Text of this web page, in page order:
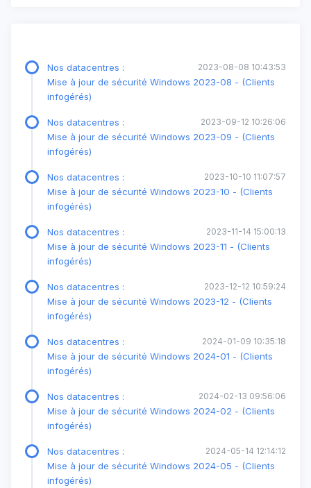
2023-08-08 10:43:53
Nos datacentres :
Mise à jour de sécurité Windows 2023-08 - (Clients
infogérés)
2023-09-12 10:26:06
Nos datacentres :
Mise à jour de sécurité Windows 2023-09 - (Clients
infogérés)
2023-10-10 11:07:57
Nos datacentres :
Mise à jour de sécurité Windows 2023-10 - (Clients
infogérés)
2023-11-14 15:00:13
Nos datacentres :
Mise à jour de sécurité Windows 2023-11 - (Clients
infogérés)
2023-12-12 10:59:24
Nos datacentres :
Mise à jour de sécurité Windows 2023-12 - (Clients
infogérés)
2024-01-09 10:35:18
Nos datacentres :
Mise à jour de sécurité Windows 2024-01 - (Clients
infogérés)
2024-02-13 09:56:06
Nos datacentres :
Mise à jour de sécurité Windows 2024-02 - (Clients
infogérés)
2024-05-14 12:14:12
Nos datacentres :
Mise à jour de sécurité Windows 2024-05 - (Clients
infogérés)